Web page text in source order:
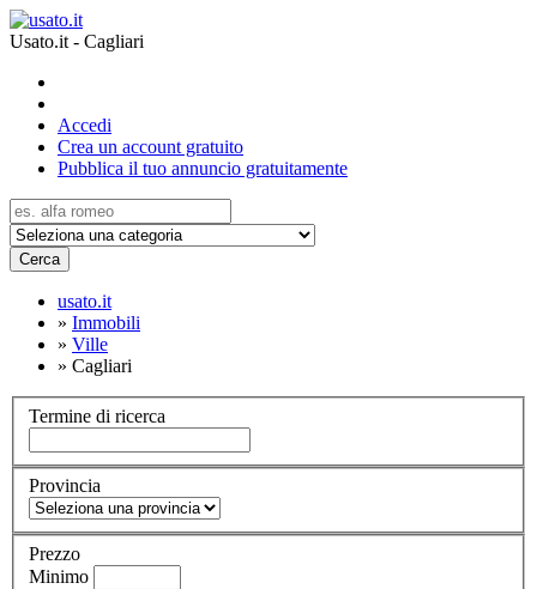
Usato.it - Cagliari
Accedi
Crea un account gratuito
Pubblica il tuo annuncio gratuitamente
Cerca
usato.it
» Immobili
» Ville
» Cagliari
Termine di ricerca
Provincia
Prezzo
Minimo